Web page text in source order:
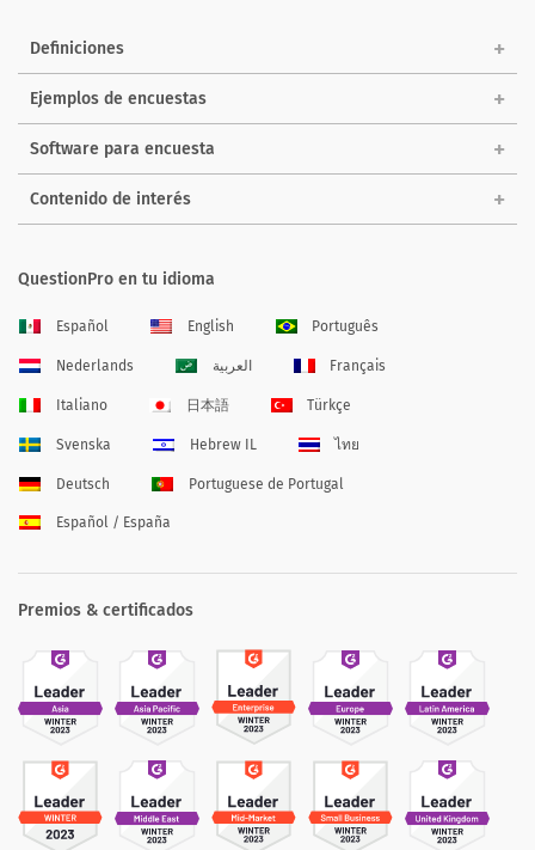
Definiciones
Ejemplos de encuestas
Software para encuesta
Contenido de interés
QuestionPro en tu idioma
Español English Português
Nederlands العربية Français
Italiano 日本語 Türkçe
Svenska Hebrew IL ไทย
Deutsch Portuguese de Portugal
Español / España
Premios & certificados